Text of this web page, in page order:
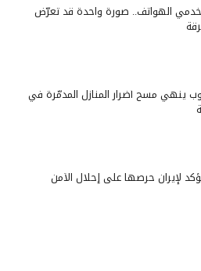
الهواتف.. صورة واحدة قد تعرّض
ينهي مسح أضرار المنازل المدمّرة في
لإيران حرصها على إحلال الأمن